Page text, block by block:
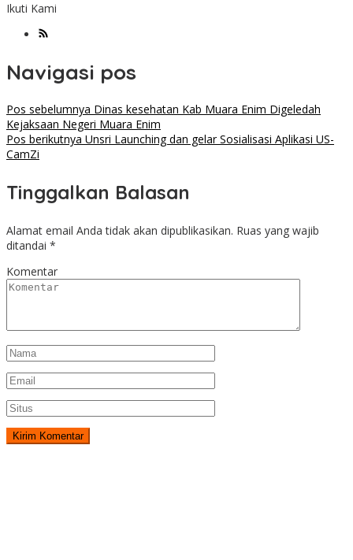
Ikuti Kami
Navigasi pos
Pos sebelumnya Dinas kesehatan Kab Muara Enim Digeledah
Kejaksaan Negeri Muara Enim
Pos berikutnya Unsri Launching dan gelar Sosialisasi Aplikasi US-
CamZi
Tinggalkan Balasan
Alamat email Anda tidak akan dipublikasikan. Ruas yang wajib
ditandai *
Komentar